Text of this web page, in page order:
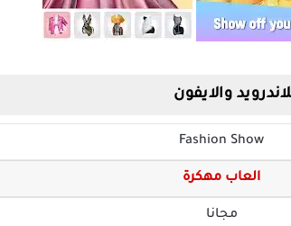
Fashion Show
العاب مهكرة
مجانا